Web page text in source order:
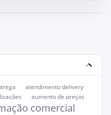
atendimento delivery
aumento de preços
comercial